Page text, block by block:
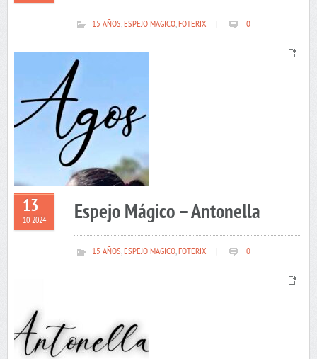
15 AÑOS,ESPEJO MAGICO,FOTERIX 0
13
10 2024 Espejo Mágico – Antonella
15 AÑOS,ESPEJO MAGICO,FOTERIX 0